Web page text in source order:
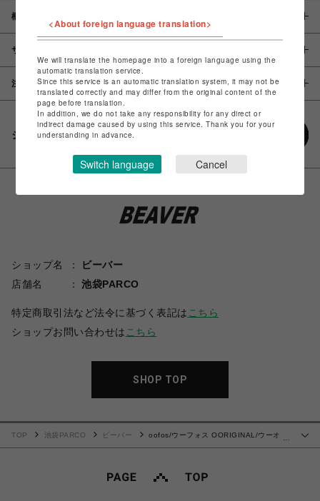
概要
サイズ
注意事項
シェアする
ショップ名
ビーバー
店舗名
池袋PARCO
特定商取引法など法令に基づく表記は こちら
ショップお問い合わせは こちら
SHOP TOP
TOP 池袋PARCO ビーバー
oofos/ウーフォス OORIGINAL/ウーオリ
<About foreign language translation>
We will translate the homepage into a foreign language using the
automatic translation service.
Since this service is an automatic translation system, it may not be
translated correctly and may differ from the original content of the
page before translation.
In addition, we do not take any responsibility for any direct or
indirect damage caused by using this service. Thank you for your
understanding in advance.
Switch language Cancel